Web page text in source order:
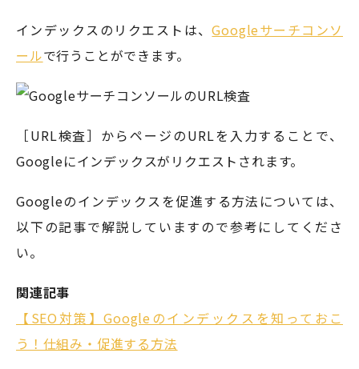
インデックスのリクエストは、Googleサーチコンソ
ールで行うことができます。
［URL検査］からページのURLを入力することで、
Googleにインデックスがリクエストされます。
Googleのインデックスを促進する方法については、
以下の記事で解説していますので参考にしてくださ
い。
関連記事
【SEO対策】Googleのインデックスを知っておこ
う！仕組み・促進する方法